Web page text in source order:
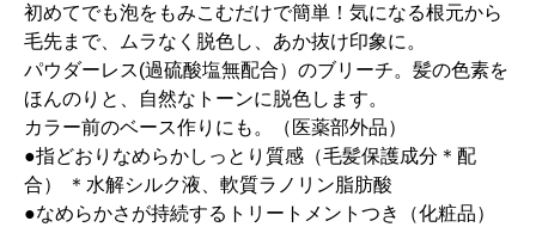
初めてでも泡をもみこむだけで簡単！気になる根元から
毛先まで、ムラなく脱色し、あか抜け印象に。
パウダーレス(過硫酸塩無配合）のブリーチ。髪の色素を
ほんのりと、自然なトーンに脱色します。
カラー前のベース作りにも。（医薬部外品）
●指どおりなめらかしっとり質感（毛髪保護成分＊配
合） ＊水解シルク液、軟質ラノリン脂肪酸
●なめらかさが持続するトリートメントつき（化粧品）